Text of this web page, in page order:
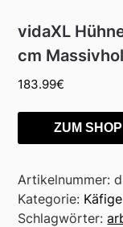
vidaXL
cm
183.99€
ZUM SHOP
Artikelnummer:
Kategorie: Käfige
Schlagwörter: